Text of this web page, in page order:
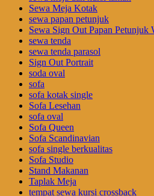
Sewa Meja Kotak
sewa papan petunjuk
Sewa Sign Out Papan Petunjuk
sewa tenda
sewa tenda parasol
Sign Out Portrait
soda oval
sofa
sofa kotak single
Sofa Lesehan
sofa oval
Sofa Queen
Sofa Scandinavian
sofa single berkualitas
Sofa Studio
Stand Makanan
Taplak Meja
tempat sewa kursi crossback